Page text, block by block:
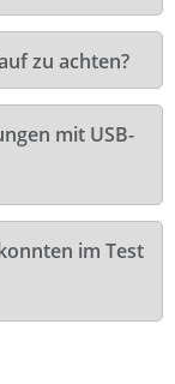
zu achten?
mit USB-
im Test